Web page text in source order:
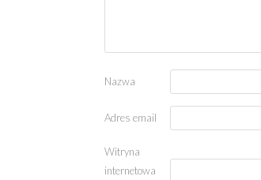
Nazwa
Adres email
Witryna
internetowa